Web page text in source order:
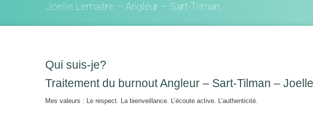
Joelle Lemaitre – Angleur – Sart-Tilman
Qui suis-je?
Traitement du burnout Angleur – Sart-Tilman –
Mes valeurs : Le respect. La bienveillance. L’écoute active. L’authenticité.